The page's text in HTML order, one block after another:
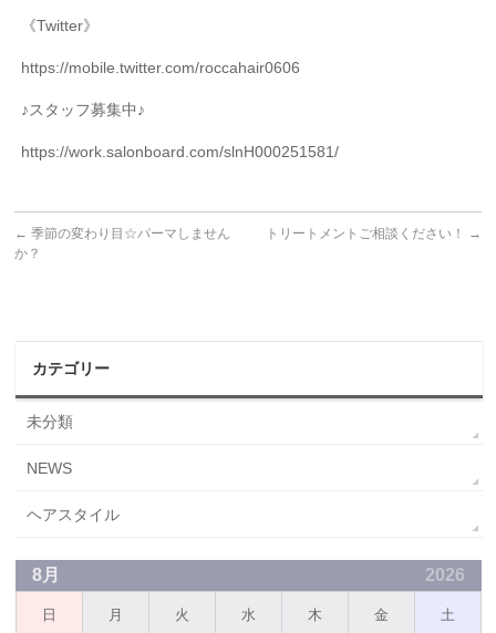
《Twitter》
https://mobile.twitter.com/roccahair0606
♪スタッフ募集中♪
https://work.salonboard.com/slnH000251581/
← 季節の変わり目☆パーマしません
か？
トリートメントご相談ください！ →
カテゴリー
未分類
NEWS
ヘアスタイル
8月 2026
日 月 火 水 木 金 土